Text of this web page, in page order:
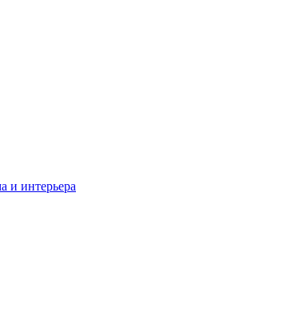
и интерьера